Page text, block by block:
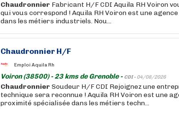
Chaudronnier Fabricant H/F CDI Aquila RH Voiron
qui vous correspond ! Aquila RH Voiron est une
dans les métiers industriels. Nou...
Chaudronnier H/F
Emploi Aquila Rh
Voiron (38500) - 23 kms de Grenoble - CDI - 04/08/2026
Chaudronnier Soudeur H/F CDI Rejoignez une
technique sera reconnue ! Aquila RH Voiron est une
proximité spécialisée dans les métiers techn...